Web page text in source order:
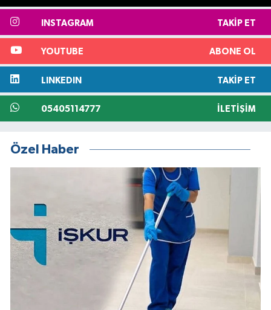
INSTAGRAM TAKIP ET
YOUTUBE ABONE OL
LINKEDIN TAKIP ET
05405114777 İLETIŞIM
Özel Haber